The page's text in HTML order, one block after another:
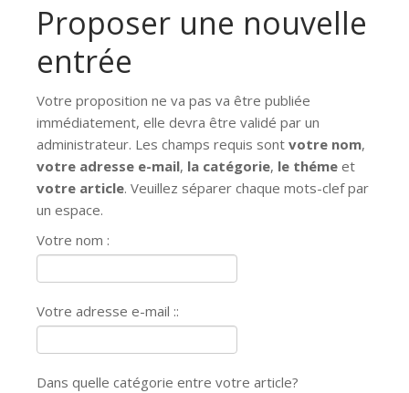
Proposer une nouvelle
entrée
Votre proposition ne va pas va être publiée
immédiatement, elle devra être validé par un
administrateur. Les champs requis sont votre nom,
votre adresse e-mail, la catégorie, le théme et
votre article. Veuillez séparer chaque mots-clef par
un espace.
Votre nom :
Votre adresse e-mail ::
Dans quelle catégorie entre votre article?